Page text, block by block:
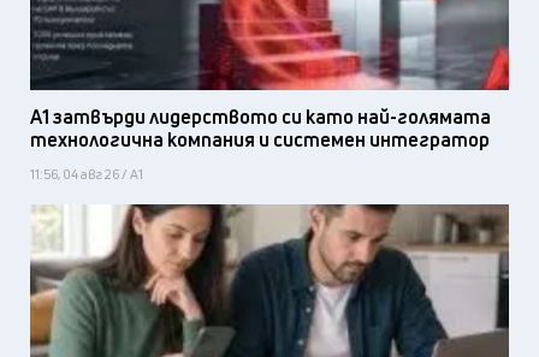
А1 затвърди лидерството си като най-голямата
технологична компания и системен интегратор
11:56, 04 авг 26 / А1